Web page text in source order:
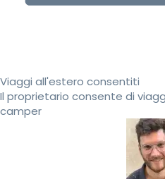
Viaggi all'estero consentiti
Il proprietario consente di
camper